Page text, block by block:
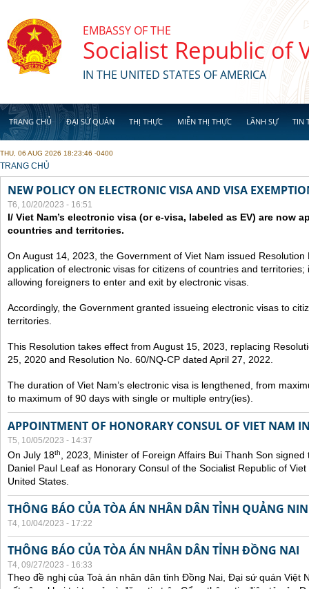
EMBASSY OF THE
Socialist Republic of
IN THE UNITED STATES OF AMERICA
TRANG CHỦ ĐẠI SỨ QUÁN THỊ THỰC MIỄN THỊ THỰC LÃNH SỰ TIN
THU, 06 AUG 2026 18:23:46 -0400
YOU ARE HERE
TRANG CHỦ
NEW POLICY ON ELECTRONIC VISA AND VISA
T6, 10/20/2023 - 16:51
I/ Viet Nam’s electronic visa (or e-visa, labeled as EV) are now
countries and territories.
On August 14, 2023, the Government of Viet Nam issued
application of electronic visas for citizens of countries and
allowing foreigners to enter and exit by electronic visas.
Accordingly, the Government granted issueing electronic visas to
territories.
This Resolution takes effect from August 15, 2023, replacing
25, 2020 and Resolution No. 60/NQ-CP dated April 27, 2022.
The duration of Viet Nam’s electronic visa is lengthened, from
to maximum of 90 days with single or multiple entry(ies).
APPOINTMENT OF HONORARY CONSUL OF VIET NAM
T5, 10/05/2023 - 14:37
On July 18th
, 2023, Minister of Foreign Affairs Bui Thanh Son
Daniel Paul Leaf as Honorary Consul of the Socialist Republic of
United States.
THÔNG BÁO CỦA TÒA ÁN NHÂN DÂN TỈNH QUẢNG
T4, 10/04/2023 - 17:22
THÔNG BÁO CỦA TÒA ÁN NHÂN DÂN TỈNH ĐỒNG NAI
T4, 09/27/2023 - 16:33
Theo đề nghị của Toà án nhân dân tỉnh Đồng Nai, Đại sứ quán Việt